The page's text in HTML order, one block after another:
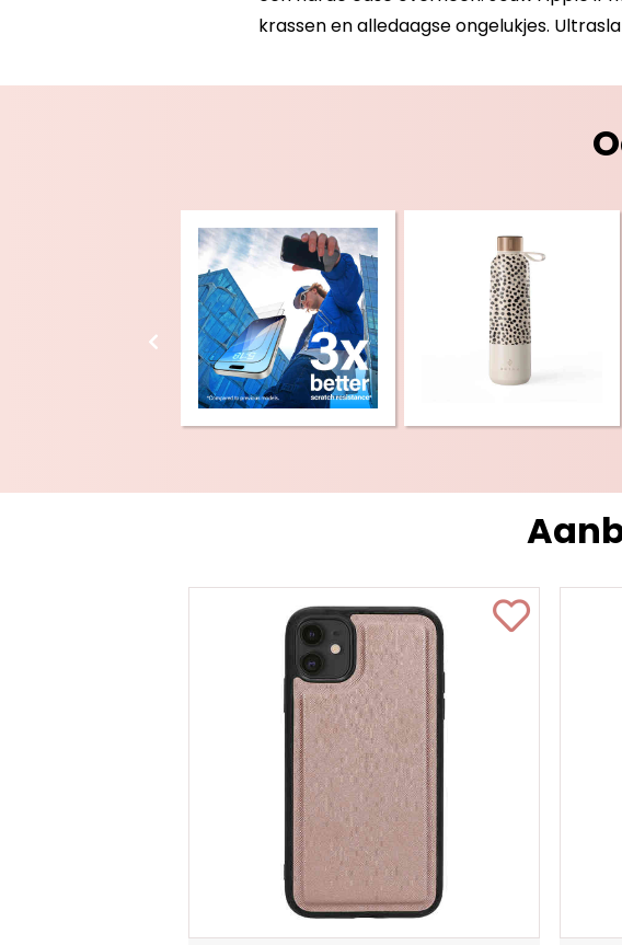
krassen en alledaagse ongelukjes.